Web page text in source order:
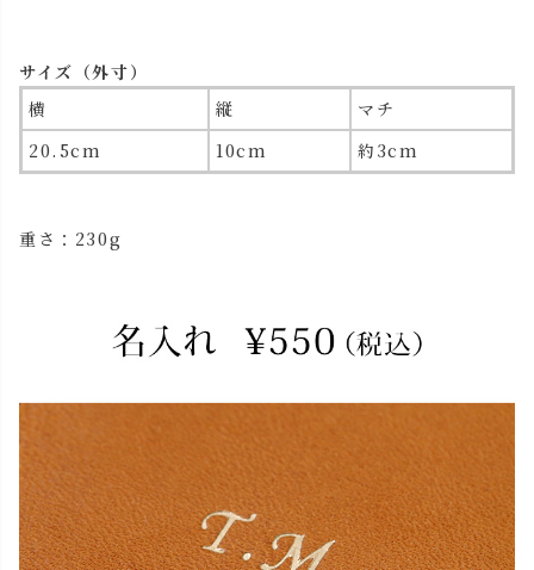
サイズ（外寸）
横
縦
マチ
20.5cm
10cm 約3cm
重さ：230g